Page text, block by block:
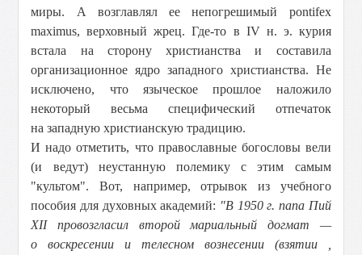
миры. А возглавлял ее непогрешимый pontifex
maximus, верховный жрец. Где-то в IV н. э. курия
встала на сторону христианства и составила
организационное ядро западного христианства. Не
исключено, что языческое прошлое наложило
некоторый весьма специфический отпечаток
на западную христианскую традицию.
И надо отметить, что православные богословы вели
(и ведут) неустанную полемику с этим самым
"культом". Вот, например, отрывок из учебного
пособия для духовных академий: "В 1950 г. папа Пий
XII провозгласил второй мариальный догмат —
о воскресении и телесном вознесении (взятии ,